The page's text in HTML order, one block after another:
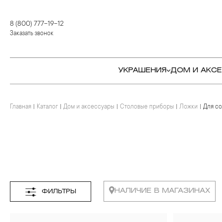
8 (800) 777-19-12
Заказать звонок
УКРАШЕНИЯ
КОЛЬЦА
КОЛЬЕ
ДОМ И
СТОЛОВЫЕ ПРИБОРЫ
БАР
КОЛЬЦА
БРОШИ
Главная Каталог Дом и аксессуары Столовые приборы Ложки Для
ФИЛЬТРЫ НАЛИЧИЕ В МАГАЗИНАХ